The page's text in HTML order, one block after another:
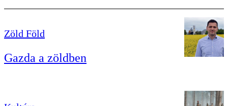
Zöld Föld
Gazda a zöldben